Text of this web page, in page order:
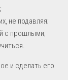
не подавляя;
с прошлыми;
и сделать его